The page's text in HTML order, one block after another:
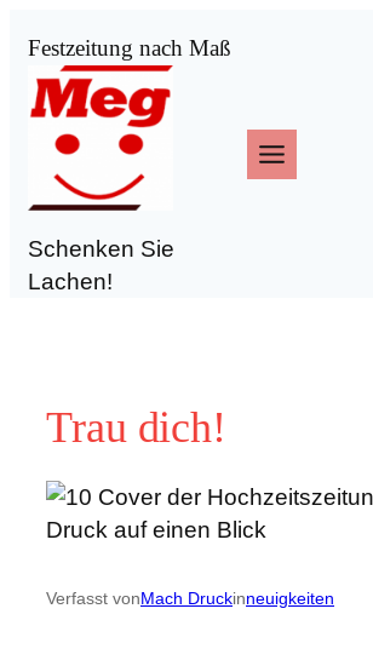
Inhalt
springen
Festzeitung nach Maß
Schenken Sie
Lachen!
Trau dich!
Verfasst vonMach Druckinneuigkeiten